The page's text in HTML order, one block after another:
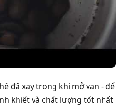
đã xay trong khi mở van - để
khiết và chất lượng tốt nhất